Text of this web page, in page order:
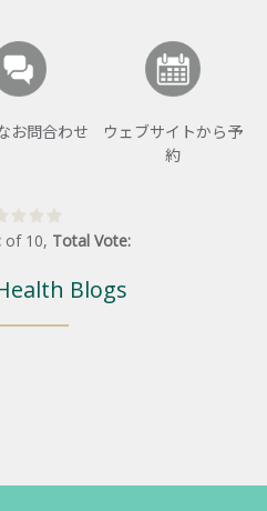
お問合わせ
ウェブサイトから予
約
of 10, Total Vote:
Blogs